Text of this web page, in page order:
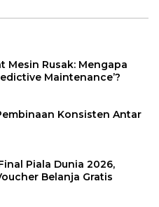
Mesin Rusak: Mengapa
Maintenance’?
Konsisten Antar
Piala Dunia 2026,
Belanja Gratis